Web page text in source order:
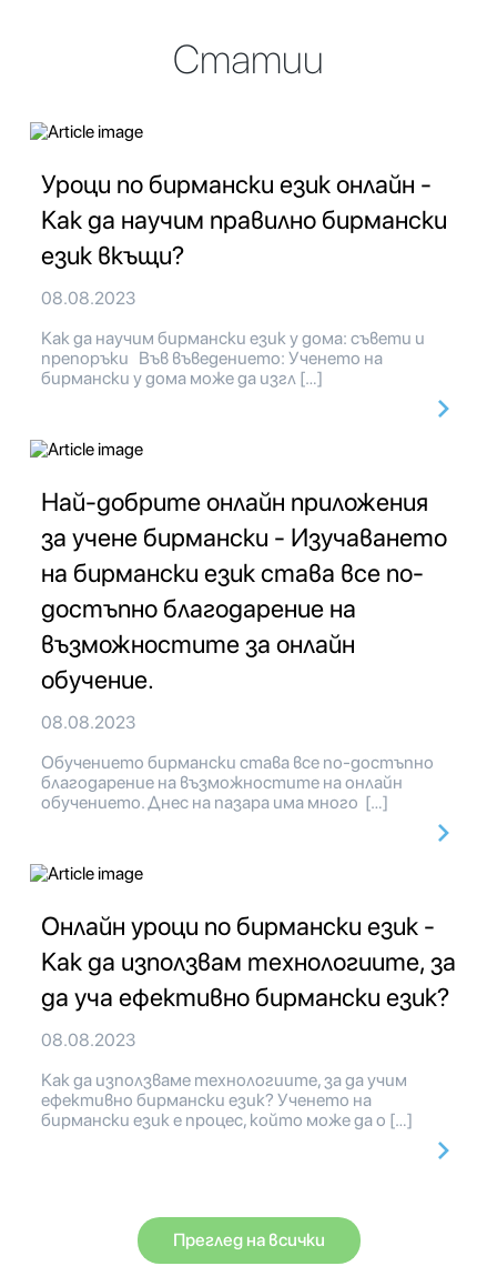
Статии
Уроци по бирмански език онлайн -
Как да научим правилно бирмански
език вкъщи?
08.08.2023
Как да научим бирмански език у дома: съвети и
препоръки Във въведението: Ученето на
бирмански у дома може да изгл […]
Най-добрите онлайн приложения
за учене бирмански - Изучаването
на бирмански език става все по-
достъпно благодарение на
възможностите за онлайн
обучение.
08.08.2023
Обучението бирмански става все по-достъпно
благодарение на възможностите на онлайн
обучението. Днес на пазара има много […]
Онлайн уроци по бирмански език -
Как да използвам технологиите, за
да уча ефективно бирмански език?
08.08.2023
Как да използваме технологиите, за да учим
ефективно бирмански език? Ученето на
бирмански език е процес, който може да о […]
Преглед на всички